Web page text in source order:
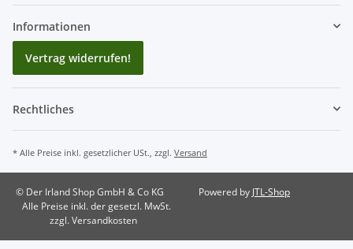
Informationen
Vertrag widerrufen!
Rechtliches
* Alle Preise inkl. gesetzlicher USt., zzgl. Versand
© Der Irland Shop GmbH & Co KG
Alle Preise inkl. der gesetzl. MwSt.
zzgl. Versandkosten
Powered by JTL-Shop